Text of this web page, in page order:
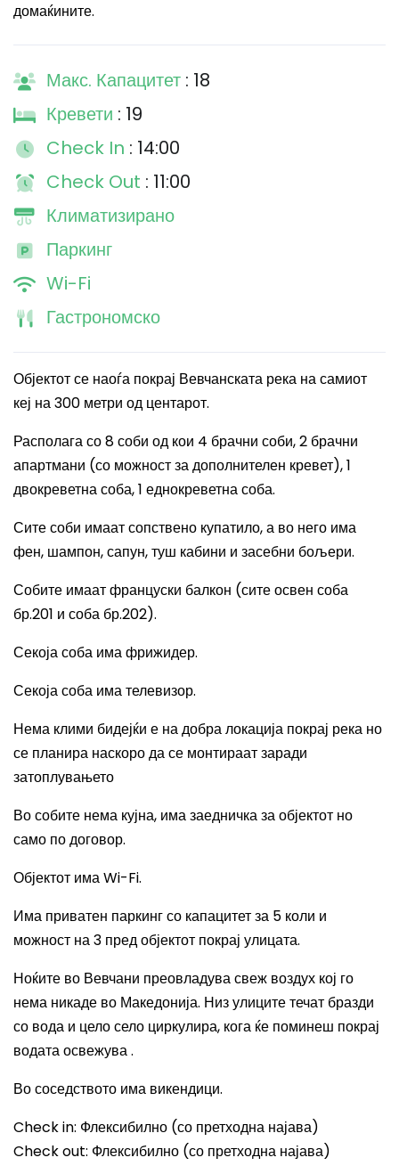
домаќините.
Макс. Капацитет : 18
Кревети : 19
Check In : 14:00
Check Out : 11:00
Климатизирано
Паркинг
Wi-Fi
Гастрономско
Објектот се наоѓа покрај Вевчанската река на самиот
кеј на 300 метри од центарот.
Располага со 8 соби од кои 4 брачни соби, 2 брачни
апартмани (со можност за дополнителен кревет), 1
двокреветна соба, 1 еднокреветна соба.
Сите соби имаат сопствено купатило, а во него има
фен, шампон, сапун, туш кабини и засебни бољери.
Собите имаатфранцуски балкон (сите освен соба
бр.201 и соба бр.202).
Секоја соба имафрижидер.
Секоја соба имателевизор.
Нема клими бидејќи е на добра локација покрај река но
се планира наскоро да се монтираат заради
затоплувањето
Во собите нема кујна, има заедничка за објектот но
само по договор.
Објектот имаWi-Fi.
Има приватен паркинг со капацитетза 5 коли и
можност на 3 пред објектот покрај улицата.
Ноќите во Вевчани преовладувасвеж воздух кој го
нема никаде во Македонија. Низ улиците течат бразди
со вода и цело село циркулира, кога ќе поминеш покрај
водата освежува .
Во соседството има викендици.
Check in: Флексибилно (со претходна најава)
Check out: Флексибилно (со претходна најава)